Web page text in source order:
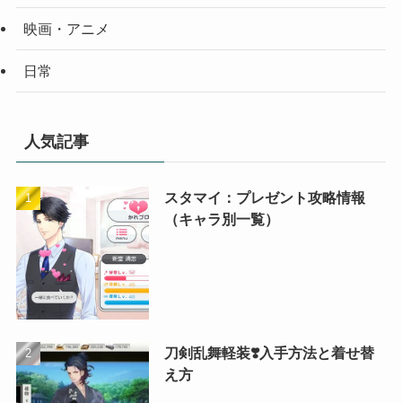
映画・アニメ
日常
人気記事
スタマイ：プレゼント攻略情報
（キャラ別一覧）
刀剣乱舞軽装❣️入手方法と着せ替
え方